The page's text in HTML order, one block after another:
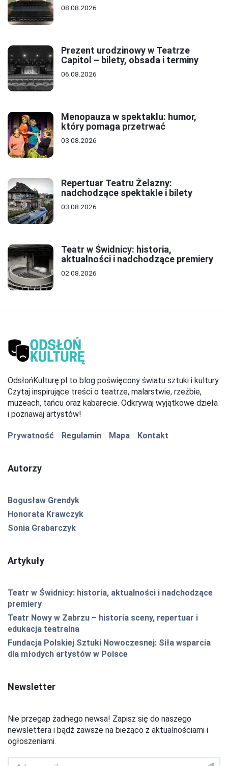
08.08.2026
Prezent urodzinowy w Teatrze
Capitol – bilety, obsada i terminy
06.08.2026
Menopauza w spektaklu: humor,
który pomaga przetrwać
03.08.2026
Repertuar Teatru Żelazny:
nadchodzące spektakle i bilety
03.08.2026
Teatr w Świdnicy: historia,
aktualności i nadchodzące premiery
02.08.2026
OdsłońKulturę.pl to blog poświęcony światu sztuki i kultury.
Czytaj inspirujące treści o teatrze, malarstwie, rzeźbie,
muzeach, tańcu oraz kabarecie. Odkrywaj wyjątkowe dzieła
i poznawaj artystów!
Prywatność Regulamin Mapa Kontakt
Autorzy
Bogusław Grendyk
Honorata Krawczyk
Sonia Grabarczyk
Artykuły
Teatr w Świdnicy: historia, aktualności i nadchodzące
premiery
Teatr Nowy w Zabrzu – historia sceny, repertuar i
edukacja teatralna
Fundacja Polskiej Sztuki Nowoczesnej: Siła wsparcia
dla młodych artystów w Polsce
Newsletter
Nie przegap żadnego newsa! Zapisz się do naszego
newslettera i bądź zawsze na bieżąco z aktualnościami i
ogłoszeniami.
Adres